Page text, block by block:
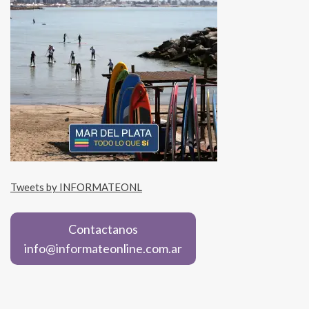
Tweets by INFORMATEONL
Contactanos
info@informateonline.com.ar